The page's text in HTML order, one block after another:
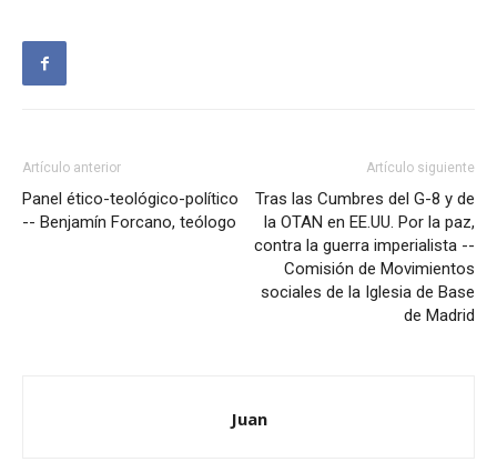
Artículo anterior
Panel ético-teológico-político
-- Benjamín Forcano, teólogo
Artículo siguiente
Tras las Cumbres del G-8 y de
la OTAN en EE.UU. Por la paz,
contra la guerra imperialista --
Comisión de Movimientos
sociales de la Iglesia de Base
de Madrid
Juan